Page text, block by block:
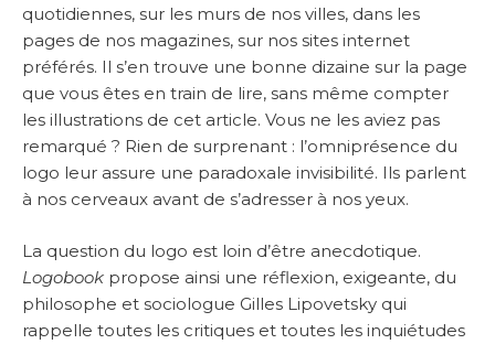
quotidiennes, sur les murs de nos villes, dans les
pages de nos magazines, sur nos sites internet
préférés. Il s’en trouve une bonne dizaine sur la page
que vous êtes en train de lire, sans même compter
les illustrations de cet article. Vous ne les aviez pas
remarqué ? Rien de surprenant : l’omniprésence du
logo leur assure une paradoxale invisibilité. Ils parlent
à nos cerveaux avant de s’adresser à nos yeux.
La question du logo est loin d’être anecdotique.
Logobook propose ainsi une réflexion, exigeante, du
philosophe et sociologue Gilles Lipovetsky qui
rappelle toutes les critiques et toutes les inquiétudes